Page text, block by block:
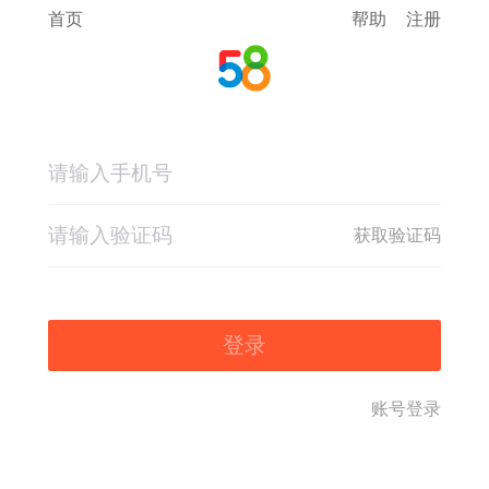
首页 帮助 注册
获取验证码
登录
账号登录